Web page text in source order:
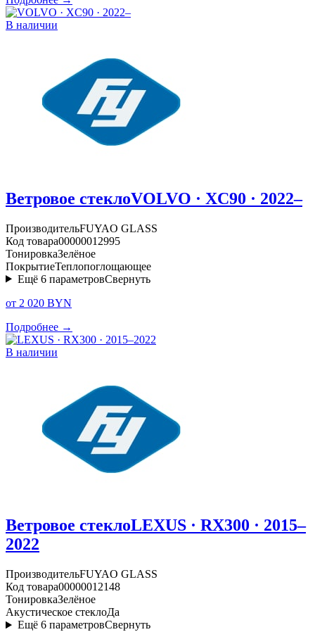
В наличии
Ветровое стеклоVOLVO · XC90 · 2022–
ПроизводительFUYAO GLASS
Код товара00000012995
ТонировкаЗелёное
ПокрытиеТеплопоглощающее
Ещё 6 параметровСвернуть
от 2 020 BYN
Подробнее →
В наличии
Ветровое стеклоLEXUS · RX300 · 2015–
2022
ПроизводительFUYAO GLASS
Код товара00000012148
ТонировкаЗелёное
Акустическое стеклоДа
Ещё 6 параметровСвернуть